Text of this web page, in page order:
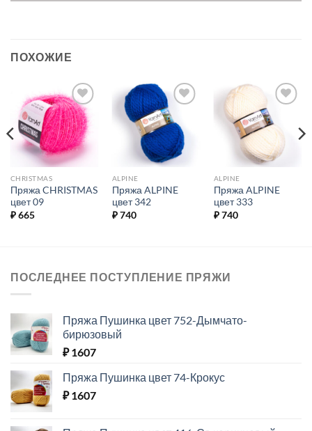
ПОХОЖИЕ
Добавить в
избранное.
CHRISTMAS
Пряжа CHRISTMAS
цвет 09
₽665
Добавить в
избранное.
ALPINE
Пряжа ALPINE
цвет 342
₽740
Добавить в
избранное.
ALPINE
Пряжа ALPINE
цвет 333
₽740
ПОСЛЕДНЕЕ ПОСТУПЛЕНИЕ ПРЯЖИ
Пряжа Пушинка цвет 752-Дымчато-
бирюзовый
₽1607
Пряжа Пушинка цвет 74-Крокус
₽1607